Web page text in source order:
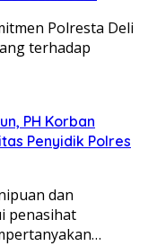
Polresta Deli
terhadap
PH Korban
Penyidik Polres
dan
penasihat